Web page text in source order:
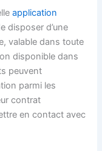
application
disposer d’une
valable dans toute
disponible dans
peuvent
parmi les
contrat
en contact avec